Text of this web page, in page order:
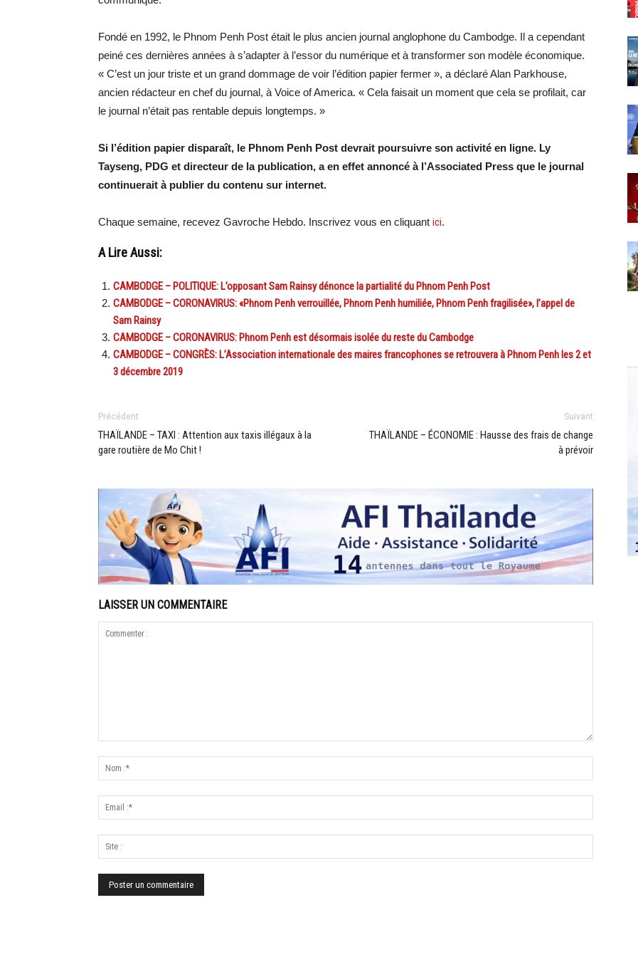
Fondé en 1992, le Phnom Penh Post était le plus ancien journal anglophone du Cambodge. Il a cependant
peiné ces dernières années à s’adapter à l’essor du numérique et à transformer son modèle économique.
« C’est un jour triste et un grand dommage de voir l’édition papier fermer », a déclaré Alan Parkhouse,
ancien rédacteur en chef du journal, à Voice of America. « Cela faisait un moment que cela se profilait, car
le journal n’était pas rentable depuis longtemps. »
Si l’édition papier disparaît, le Phnom Penh Post devrait poursuivre son activité en ligne. Ly
Tayseng, PDG et directeur de la publication, a en effet annoncé à l’Associated Press que le journal
continuerait à publier du contenu sur internet.
Chaque semaine, recevez Gavroche Hebdo. Inscrivez vous en cliquant ici.
A Lire Aussi:
CAMBODGE – POLITIQUE: L’opposant Sam Rainsy dénonce la partialité du Phnom Penh Post
CAMBODGE – CORONAVIRUS: «Phnom Penh verrouillée, Phnom Penh humiliée, Phnom Penh fragilisée», l’appel de
Sam Rainsy
CAMBODGE – CORONAVIRUS: Phnom Penh est désormais isolée du reste du Cambodge
CAMBODGE – CONGRÈS: L’Association internationale des maires francophones se retrouvera à Phnom Penh les 2 et
3 décembre 2019
Précédent
THAÏLANDE – TAXI : Attention aux taxis illégaux à la
gare routière de Mo Chit !
Suivant
THAÏLANDE – ÉCONOMIE : Hausse des frais de change
à prévoir
LAISSER UN COMMENTAIRE